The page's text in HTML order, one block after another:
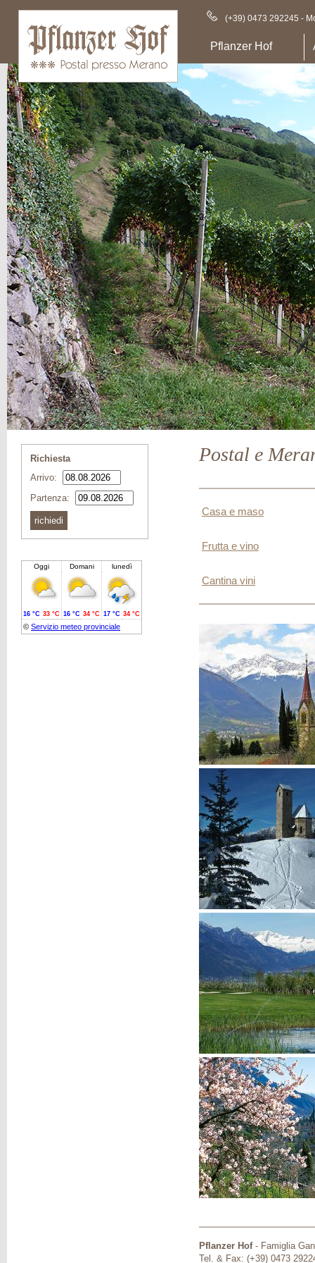
(+39) 0473 292245 -
Pflanzer Hof
Richiesta
Arrivo:
Partenza:
Postal e
Casa e maso
Frutta e vino
Cantina vini
Pflanzer Hof- Famiglia
Tel. & Fax: (+39) 0473